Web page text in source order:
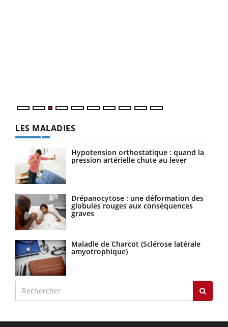
LES MALADIES
Hypotension orthostatique : quand la
pression artérielle chute au lever
Drépanocytose : une déformation des
globules rouges aux conséquences
graves
Maladie de Charcot (Sclérose latérale
amyotrophique)